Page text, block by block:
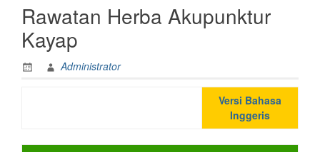
Rawatan Herba Akupunktur
Kayap
Administrator
Versi Bahasa
Inggeris